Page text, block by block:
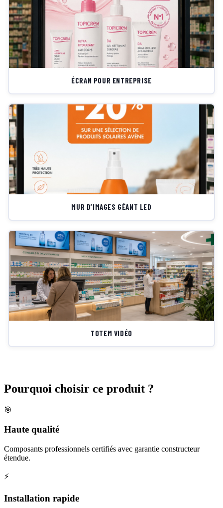
ÉCRAN POUR ENTREPRISE
MUR D’IMAGES GÉANT LED
TOTEM VIDÉO
Pourquoi choisir ce produit ?
🎯
Haute qualité
Composants professionnels certifiés avec garantie constructeur
étendue.
⚡
Installation rapide